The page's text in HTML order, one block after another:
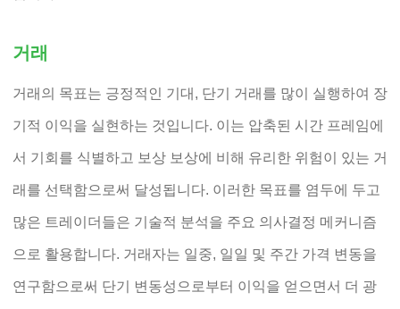
거래
거래의 목표는 긍정적인 기대, 단기 거래를 많이 실행하여 장
기적 이익을 실현하는 것입니다. 이는 압축된 시간 프레임에
서 기회를 식별하고 보상 보상에 비해 유리한 위험이 있는 거
래를 선택함으로써 달성됩니다. 이러한 목표를 염두에 두고
많은 트레이더들은 기술적 분석을 주요 의사결정 메커니즘
으로 활용합니다. 거래자는 일중, 일일 및 주간 가격 변동을
연구함으로써 단기 변동성으로부터 이익을 얻으면서 더 광